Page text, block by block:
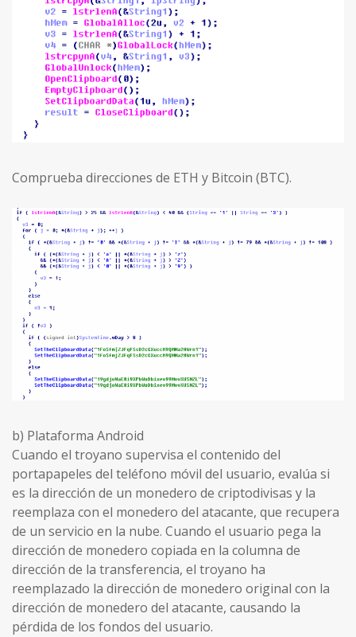
Comprueba direcciones de ETH y Bitcoin (BTC).
b) Plataforma Android
Cuando el troyano supervisa el contenido del
portapapeles del teléfono móvil del usuario, evalúa si
es la dirección de un monedero de criptodivisas y la
reemplaza con el monedero del atacante, que recupera
de un servicio en la nube. Cuando el usuario pega la
dirección de monedero copiada en la columna de
dirección de la transferencia, el troyano ha
reemplazado la dirección de monedero original con la
dirección de monedero del atacante, causando la
pérdida de los fondos del usuario.